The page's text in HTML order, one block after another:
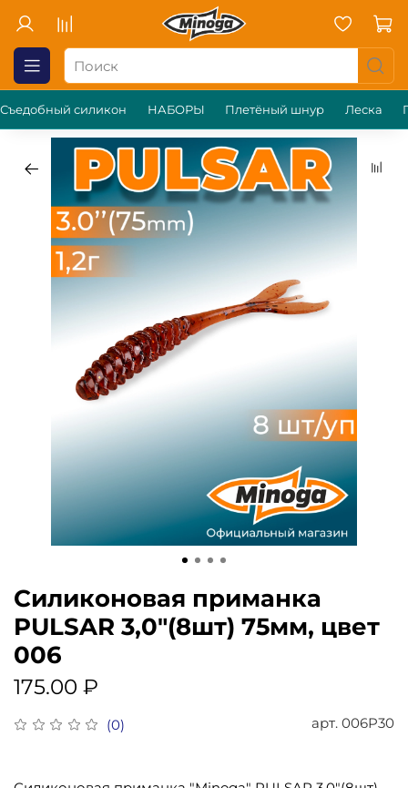
Съедобный силикон НАБОРЫ Плетёный шнур Леска
(0) арт. 006P30
Силиконовая приманка
PULSAR 3,0"(8шт) 75мм, цвет
006
175.00 ₽